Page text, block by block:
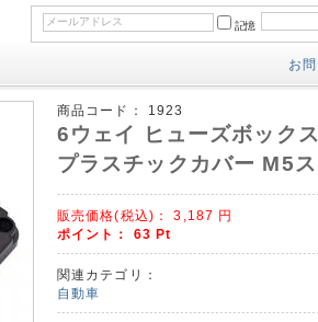
記憶
お
商品コード： 1923
6ウェイ ヒューズボック
プラスチックカバー M5
販売価格(税込)：3,187 円
ポイント： 63Pt
関連カテゴリ：
自動車